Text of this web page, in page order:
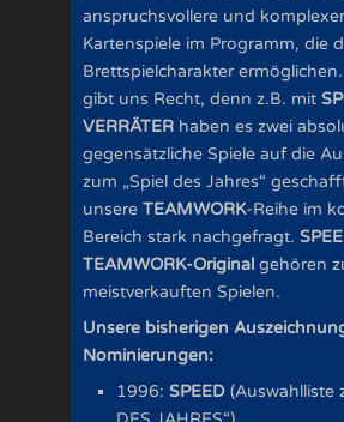
anspruchsvollere und
Kartenspiele im Programm, die
Brettspielcharakter
gibt uns Recht, denn z.B. mit
VERRÄTER haben es zwei
gegensätzliche Spiele auf die
zum „Spiel des Jahres“
unsere TEAMWORK-Reihe im
Bereich stark nachgefragt.
TEAMWORK-Original gehören
meistverkauften Spielen.
Unsere bisherigen
Nominierungen:
1996: SPEED (Auswahlliste